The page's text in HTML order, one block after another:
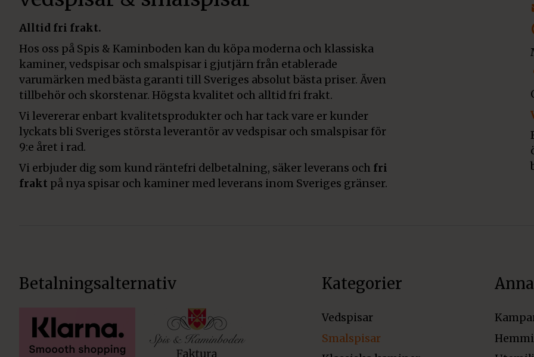
Alltid fri frakt.
Hos oss på Spis & Kaminboden kan du köpa moderna och klassiska
kaminer, vedspisar och smalspisar i gjutjärn från etablerade
varumärken med bästa garanti till Sveriges absolut bästa priser. Även
tillbehör och skorstenar. Högsta kvalitet och alltid fri frakt.
Vi levererar enbart kvalitetsprodukter och har tack vare er kunder
lyckats bli Sveriges största leverantör av vedspisar och smalspisar för
9:e året i rad.
Vi erbjuder dig som kund räntefri delbetalning, säker leverans och fri
frakt på nya spisar och kaminer med leverans inom Sveriges gränser.
Betalningsalternativ Kategorier
Vedspisar
Smalspisar